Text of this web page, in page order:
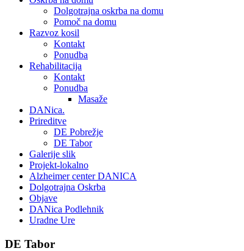
Dolgotrajna oskrba na domu
Pomoč na domu
Razvoz kosil
Kontakt
Ponudba
Rehabilitacija
Kontakt
Ponudba
Masaže
DANica.
Prireditve
DE Pobrežje
DE Tabor
Galerije slik
Projekt-lokalno
Alzheimer center DANICA
Dolgotrajna Oskrba
Objave
DANica Podlehnik
Uradne Ure
DE Tabor